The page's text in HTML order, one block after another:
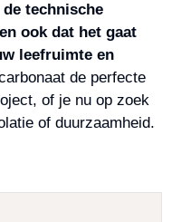
technische
ook dat het gaat
leefruimte en
de perfecte
of je nu op zoek
of duurzaamheid.